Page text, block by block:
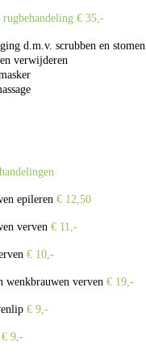
rugbehandeling € 35,-
d.m.v. scrubben en stomen
verwijderen
epileren € 12,50
verven € 11,-
€ 10,-
wenkbrauwen verven € 19,-
€ 9,-
€ 9,-